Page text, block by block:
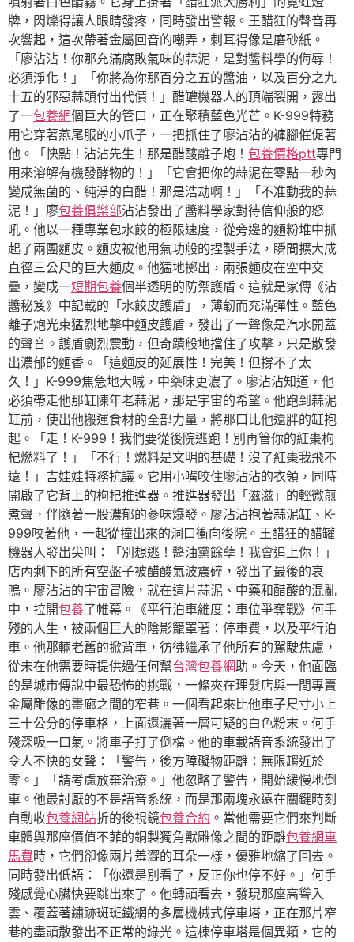
牌，閃爍得讓人眼睛發疼，同時發出警報。王醋狂的聲音再
次響起，這次帶著金屬回音的嘲弄，刺耳得像是磨砂紙。
「廖沾沾！你那充滿腐敗氣味的蒜泥，是對醬料學的侮辱！
必須淨化！」「你將為你那百分之五的醬油，以及百分之九
十五的邪惡蒜頭付出代價！」醋罐機器人的頂端裂開，露出
了一包養網個巨大的管口，正在聚積藍色光芒。K-999特務
用它穿著燕尾服的小爪子，一把抓住了廖沾沾的褲腳催促著
他。「快點！沾沾先生！那是醋酸離子炮！ 包養價格ptt專門
用來溶解有機發酵物的！」「它會把你的蒜泥在零點一秒內
變成無菌的、純淨的白醋！那是浩劫啊！」「不准動我的蒜
泥！」廖包養俱樂部沾沾發出了醬料學家對待信仰般的怒
吼。他以一種專業包水餃的極限速度，從旁邊的麵粉堆中抓
起了兩團麵皮。麵皮被他用氣功般的捏製手法，瞬間擴大成
直徑三公尺的巨大麵皮。他猛地擲出，兩張麵皮在空中交
疊，變成一短期包養個半透明的防禦護盾。這就是家傳《沾
醬秘笈》中記載的「水餃皮護盾」，薄韌而充滿彈性。藍色
離子炮光束猛烈地擊中麵皮護盾，發出了一聲像是汽水開蓋
的聲音。護盾劇烈震動，但奇蹟般地擋住了攻擊，只是散發
出濃郁的麵香。「這麵皮的延展性！完美！但撐不了太
久！」K-999焦急地大喊，中藥味更濃了。廖沾沾知道，他
必須帶走他那缸陳年老蒜泥，那是宇宙的希望。他跑到蒜泥
缸前，使出他搬運食材的全部力量，將那口比他還胖的缸抱
起。「走！K-999！我們要從後院逃跑！別再管你的紅棗枸
杞燃料了！」「不行！燃料是文明的基礎！沒了紅棗我飛不
遠！」吉娃娃特務抗議。它用小嘴咬住廖沾沾的衣領，同時
開啟了它背上的枸杞推進器。推進器發出「滋滋」的輕微煎
煮聲，伴隨著一股濃郁的蔘味爆發。廖沾沾抱著蒜泥缸、K-
999咬著他，一起從撞出來的洞口衝向後院。王醋狂的醋罐
機器人發出尖叫：「別想逃！醬油黨餘孽！我會追上你！」
店內剩下的所有空盤子被醋酸氣波震碎，發出了最後的哀
鳴。廖沾沾的宇宙冒險，就在這片蒜泥、中藥和醋酸的混亂
中，拉開包養了帷幕。《平行泊車維度：車位爭奪戰》何手
殘的人生，被兩個巨大的陰影籠罩著：停車費，以及平行泊
車。他那輛老舊的掀背車，彷彿繼承了他所有的駕駛焦慮，
從未在他需要時提供過任何幫台灣包養網助。今天，他面臨
的是城市傳說中最恐怖的挑戰，一條夾在理髮店與一間專賣
金屬雕像的畫廊之間的窄巷。一個看起來比他車子尺寸小上
三十公分的停車格，上面還灑著一層可疑的白色粉末。何手
殘深吸一口氣。將車子打了倒檔。他的車載語音系統發出了
令人不快的女聲：「警告，後方障礙物距離：無限趨近於
零。」「請考慮放棄治療。」他忽略了警告，開始緩慢地倒
車。他最討厭的不是語音系統，而是那兩塊永遠在關鍵時刻
自動收包養網站折的後視鏡包養合約 。當他需要它們來判斷
車體與那座價值不菲的銅製獨角獸雕像之間的距離包養網車
馬費時，它們卻像兩片羞澀的耳朵一樣，優雅地縮了回去。
同時發出低語：「你還是別看了，反正你也停不好。」何手
殘感覺心臟快要跳出來了。他轉頭看去，發現那座高聳入
雲、覆蓋著鏽跡斑斑鐵網的多層機械式停車塔，正在那片窄
巷的盡頭散發出不正常的綠光。這棟停車塔是個異類，它的